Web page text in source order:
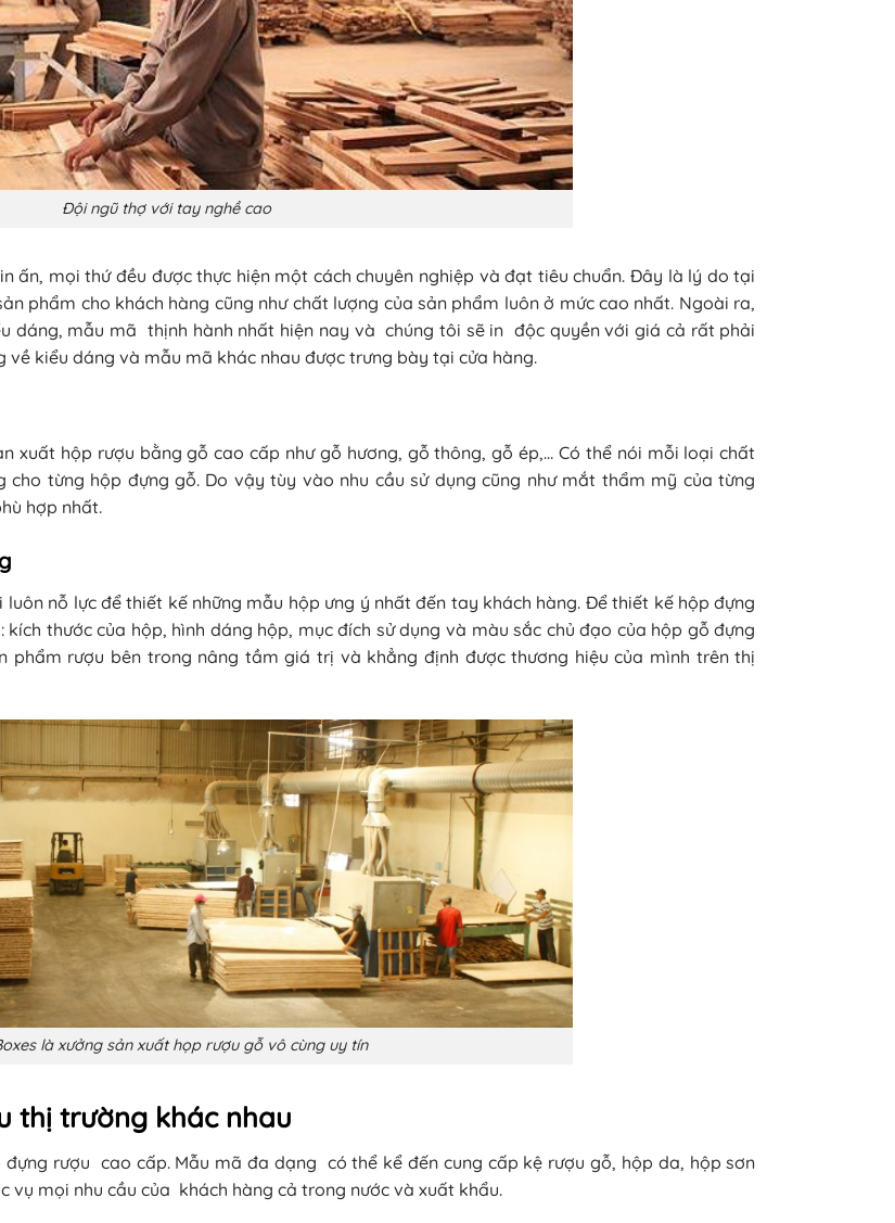
Đội ngũ thợ với tay nghề cao
ấn, mọi thứ đều được thực hiện một cách chuyên nghiệp và đạt tiêu chuẩn. Đây là lý do tại
phẩm cho khách hàng cũng như chất lượng của sản phẩm luôn ở mức cao nhất. Ngoài ra,
dáng, mẫu mã thịnh hành nhất hiện nay và chúng tôi sẽ in độc quyền với giá cả rất phải
kiểu dáng và mẫu mã khác nhau được trưng bày tại cửa hàng.
xuất hộp rượu bằng gỗ cao cấp như gỗ hương, gỗ thông, gỗ ép,… Có thể nói mỗi loại chất
từng hộp đựng gỗ. Do vậy tùy vào nhu cầu sử dụng cũng như mắt thẩm mỹ của từng
hợp nhất.
nỗ lực để thiết kế những mẫu hộp ưng ý nhất đến tay khách hàng. Để thiết kế hộp đựng
kích thước của hộp, hình dáng hộp, mục đích sử dụng và màu sắc chủ đạo của hộp gỗ đựng
phẩm rượu bên trong nâng tầm giá trị và khẳng định được thương hiệu của mình trên thị
là xưởng sản xuất họp rượu gỗ vô cùng uy tín
thị trường khác nhau
rượu cao cấp. Mẫu mã đa dạng có thể kể đến cung cấp kệ rượu gỗ, hộp da, hộp sơn
vụ mọi nhu cầu của khách hàng cả trong nước và xuất khẩu.